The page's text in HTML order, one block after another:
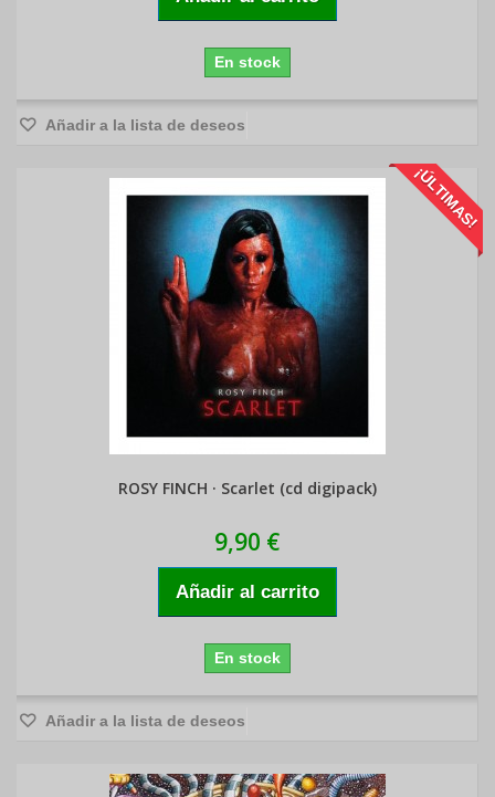
En stock
Añadir a la lista de deseos
¡ÚLTIMAS!
ROSY FINCH · Scarlet (cd digipack)
9,90 €
Añadir al carrito
En stock
Añadir a la lista de deseos